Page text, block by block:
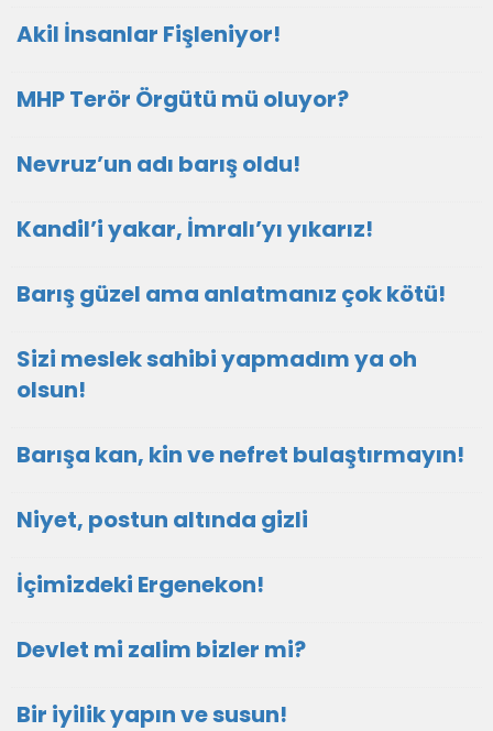
Akil İnsanlar Fişleniyor!
MHP Terör Örgütü mü oluyor?
Nevruz’un adı barış oldu!
Kandil’i yakar, İmralı’yı yıkarız!
Barış güzel ama anlatmanız çok kötü!
Sizi meslek sahibi yapmadım ya oh
olsun!
Barışa kan, kin ve nefret bulaştırmayın!
Niyet, postun altında gizli
İçimizdeki Ergenekon!
Devlet mi zalim bizler mi?
Bir iyilik yapın ve susun!